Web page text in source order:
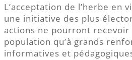
L’acceptation de l’herbe en
une initiative des plus
actions ne pourront recevoir
population qu’à grands
informatives et